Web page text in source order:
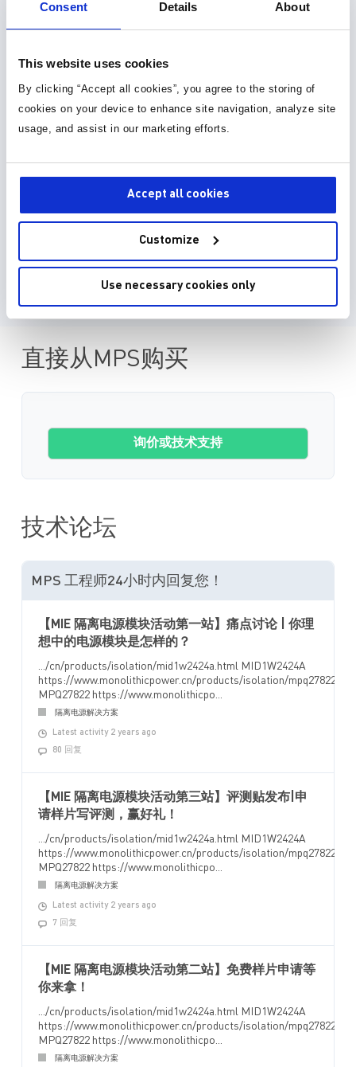
Consent Details About
This website uses cookies
By clicking “Accept all cookies”, you agree to the storing of
cookies on your device to enhance site navigation, analyze site
usage, and assist in our marketing efforts.
Accept all cookies
Customize
Use necessary cookies only
元件库 (36)
封装库 (34)
3D 模型 (15)
Please enter your email address and we will notify
you when it is released.
直接从MPS购买
询价或技术支持
技术论坛
MPS 工程师24小时内回复您！
【MIE 隔离电源模块活动第一站】痛点讨论 | 你理
想中的电源模块是怎样的？
.../cn/products/isolation/mid1w2424a.html MID1W2424A
https://www.monolithicpower.cn/products/isolation/
MPQ27822 https://www.monolithicpo...
隔离电源解决方案
Latest activity 2 years ago
80 回复
【MIE 隔离电源模块活动第三站】评测贴发布|申
请样片写评测，赢好礼！
.../cn/products/isolation/mid1w2424a.html MID1W2424A
https://www.monolithicpower.cn/products/isolation/
MPQ27822 https://www.monolithicpo...
隔离电源解决方案
Latest activity 2 years ago
7 回复
【MIE 隔离电源模块活动第二站】免费样片申请等
你来拿！
.../cn/products/isolation/mid1w2424a.html MID1W2424A
https://www.monolithicpower.cn/products/isolation/
MPQ27822 https://www.monolithicpo...
隔离电源解决方案